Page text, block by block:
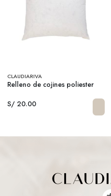
CLAUDIARIVA
Relleno de cojines poliester
S/ 20.00